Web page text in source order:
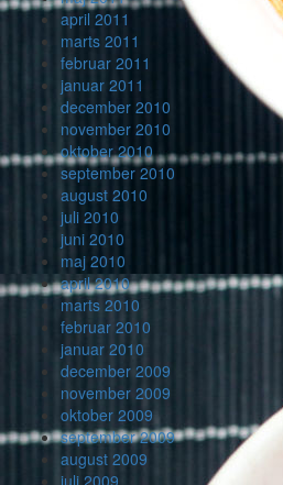
april 2011
marts 2011
februar 2011
januar 2011
december 2010
november 2010
oktober 2010
september 2010
august 2010
juli 2010
juni 2010
maj 2010
april 2010
marts 2010
februar 2010
januar 2010
december 2009
november 2009
oktober 2009
september 2009
august 2009
juli 2009